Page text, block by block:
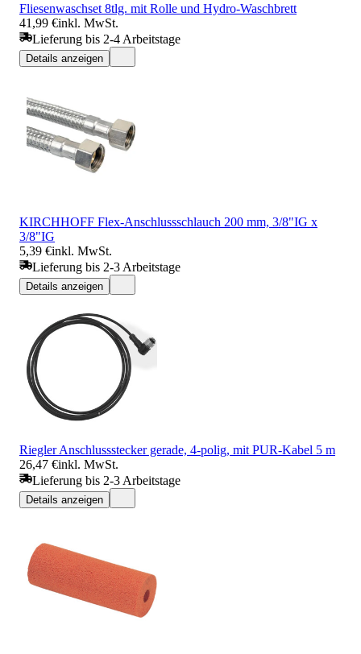
Fliesenwaschset 8tlg. mit Rolle und Hydro-Waschbrett
41,99 €inkl. MwSt.
Lieferung bis 2-4 Arbeitstage
Details anzeigen
KIRCHHOFF Flex-Anschlussschlauch 200 mm, 3/8"IG x
3/8"IG
5,39 €inkl. MwSt.
Lieferung bis 2-3 Arbeitstage
Details anzeigen
Riegler Anschlussstecker gerade, 4-polig, mit PUR-Kabel 5 m
26,47 €inkl. MwSt.
Lieferung bis 2-3 Arbeitstage
Details anzeigen